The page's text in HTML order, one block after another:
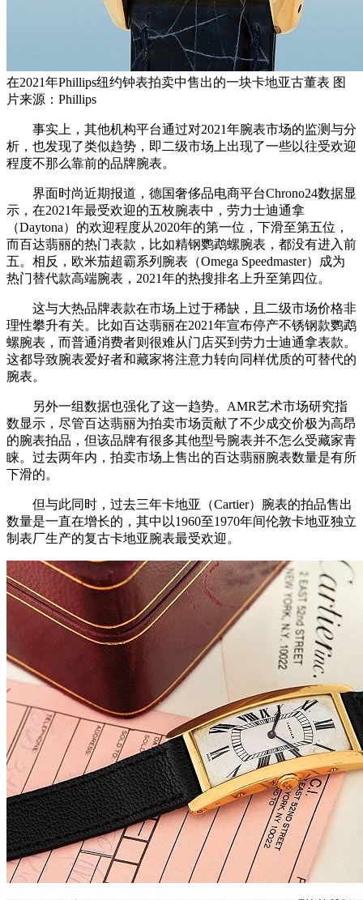
在2021年Phillips纽约钟表拍卖中售出的一块卡地亚古董表 图
片来源：Phillips
事实上，其他机构平台通过对2021年腕表市场的监测与分
析，也发现了类似趋势，即二级市场上出现了一些以往受欢迎
程度不那么靠前的品牌腕表。
界面时尚近期报道，德国奢侈品电商平台Chrono24数据显
示，在2021年最受欢迎的五枚腕表中，劳力士迪通拿
（Daytona）的欢迎程度从2020年的第一位，下滑至第五位，
而百达翡丽的热门表款，比如精钢鹦鹉螺腕表，都没有进入前
五。相反，欧米茄超霸系列腕表（Omega Speedmaster）成为
热门替代款高端腕表，2021年的热搜排名上升至第四位。
这与大热品牌表款在市场上过于稀缺，且二级市场价格非
理性攀升有关。比如百达翡丽在2021年宣布停产不锈钢款鹦鹉
螺腕表，而普通消费者则很难从门店买到劳力士迪通拿表款。
这都导致腕表爱好者和藏家将注意力转向同样优质的可替代的
腕表。
另外一组数据也强化了这一趋势。AMR艺术市场研究指
数显示，尽管百达翡丽为拍卖市场贡献了不少成交价极为高昂
的腕表拍品，但该品牌有很多其他型号腕表并不怎么受藏家青
睐。过去两年内，拍卖市场上售出的百达翡丽腕表数量是有所
下滑的。
但与此同时，过去三年卡地亚（Cartier）腕表的拍品售出
数量是一直在增长的，其中以1960至1970年间伦敦卡地亚独立
制表厂生产的复古卡地亚腕表最受欢迎。